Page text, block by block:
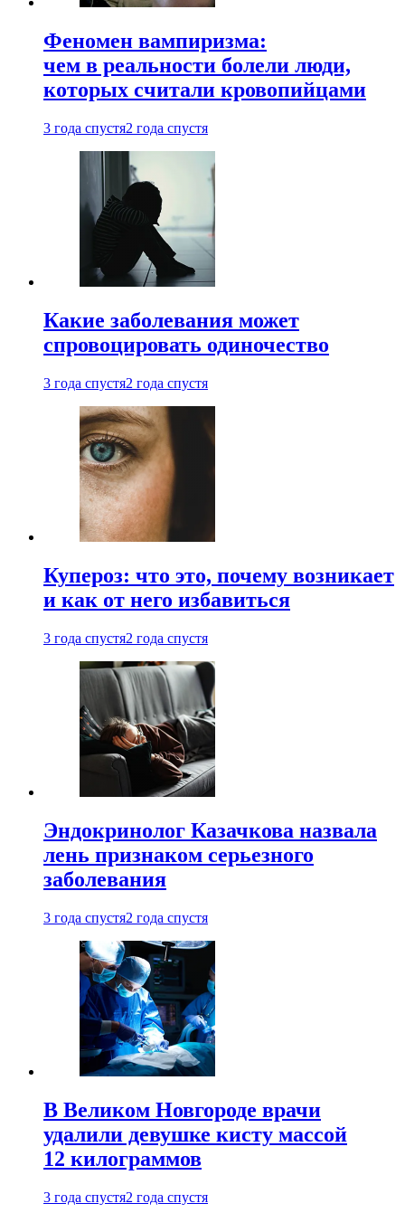
Феномен вампиризма:
чем в реальности болели люди,
которых считали кровопийцами
3 года спустя2 года спустя
Какие заболевания может
спровоцировать одиночество
3 года спустя2 года спустя
Купероз: что это, почему возникает
и как от него избавиться
3 года спустя2 года спустя
Эндокринолог Казачкова назвала
лень признаком серьезного
заболевания
3 года спустя2 года спустя
В Великом Новгороде врачи
удалили девушке кисту массой
12 килограммов
3 года спустя2 года спустя